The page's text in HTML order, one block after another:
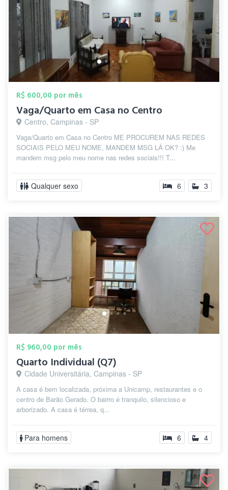
R$ 600,00 por mês
Vaga/Quarto em Casa no Centro
Centro, Campinas - SP
Vaga/Quarto em Casa no Centro ME PROCUREM NAS REDES
SOCIAIS PELO MEU NOME, MANDEM MSG LÁ OK? :) Me
mandem msg pelo meu nome nas redes sociais!!! T...
Qualquer sexo 6 3
R$ 960,00 por mês
Quarto Individual (Q7)
Cidade Universitária, Campinas - SP
A casa é bem localizada, próxima a Unicamp, restaurantes e o
centro de Barão Gerado. O bairro é tranquilo, silencioso e
arborizado. A casa é térrea, q...
Para homens 6 4